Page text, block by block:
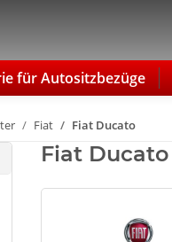
für Autositzbezüge
Fiat Fiat Ducato
Fiat Ducato